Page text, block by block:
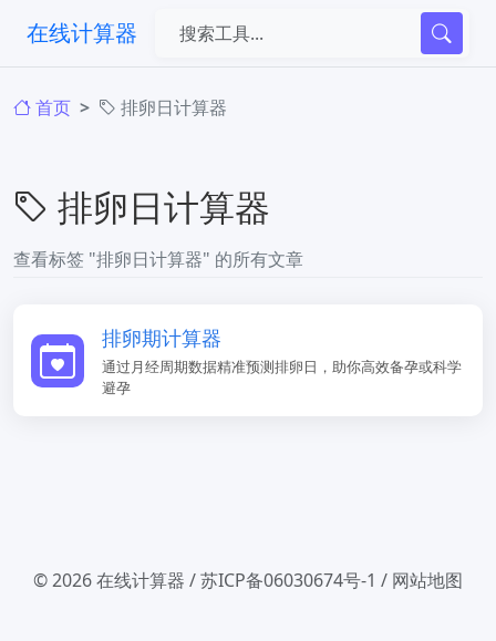
在线计算器
首页 排卵日计算器
排卵日计算器
查看标签 "排卵日计算器" 的所有文章
排卵期计算器
通过月经周期数据精准预测排卵日，助你高效备孕或科学
避孕
© 2026在线计算器 /苏ICP备06030674号-1 / 网站地图